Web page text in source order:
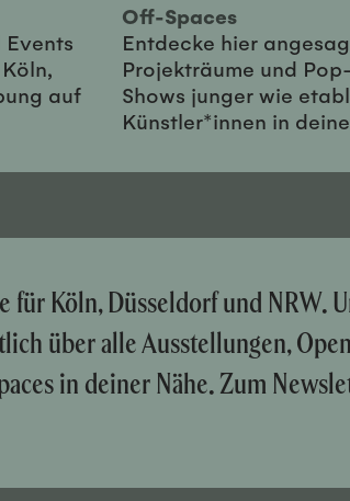
Events
auf
Off-Spaces
Entdecke hier
Projekträume und
Shows junger wie
Künstler*innen in
Köln, Düsseldorf und NRW.
über alle Ausstellungen,
in deiner Nähe. Zum